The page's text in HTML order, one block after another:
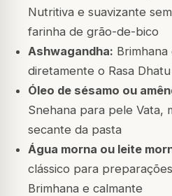
Nutritiva e suavizante
farinha de grão-de-bico
Ashwagandha:
diretamente o Rasa
Óleo de sésamo ou
Snehana para pele Vata,
secante da pasta
Água morna ou leite
clássico para
Brimhana e calmante